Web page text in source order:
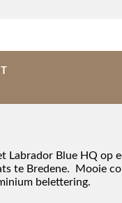
Labrador Blue HQ op
te Bredene. Mooie
belettering.